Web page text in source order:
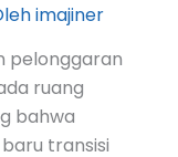
imajiner
pelonggaran
ruang
bahwa
transisi